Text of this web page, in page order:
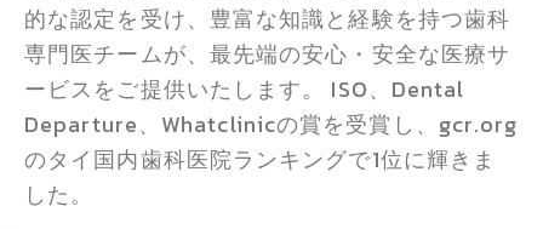
的な認定を受け、豊富な知識と経験を持つ歯科
専門医チームが、最先端の安心・安全な医療サ
ービスをご提供いたします。 ISO、Dental
Departure、Whatclinicの賞を受賞し、gcr.org
のタイ国内歯科医院ランキングで1位に輝きま
した。